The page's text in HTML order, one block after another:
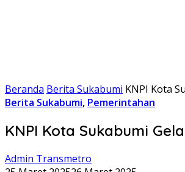
Beranda Berita Sukabumi KNPI Kota
Berita Sukabumi, Pemerintahan
KNPI Kota Sukabumi
Admin Transmetro